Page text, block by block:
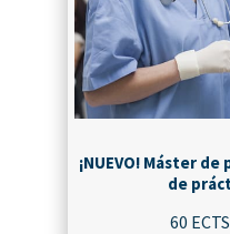
¡NUEVO! Máster
de
60